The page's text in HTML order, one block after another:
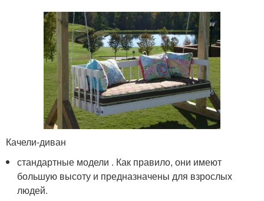
Качели-диван
стандартные модели . Как правило, они имеют
большую высоту и предназначены для взрослых
людей.